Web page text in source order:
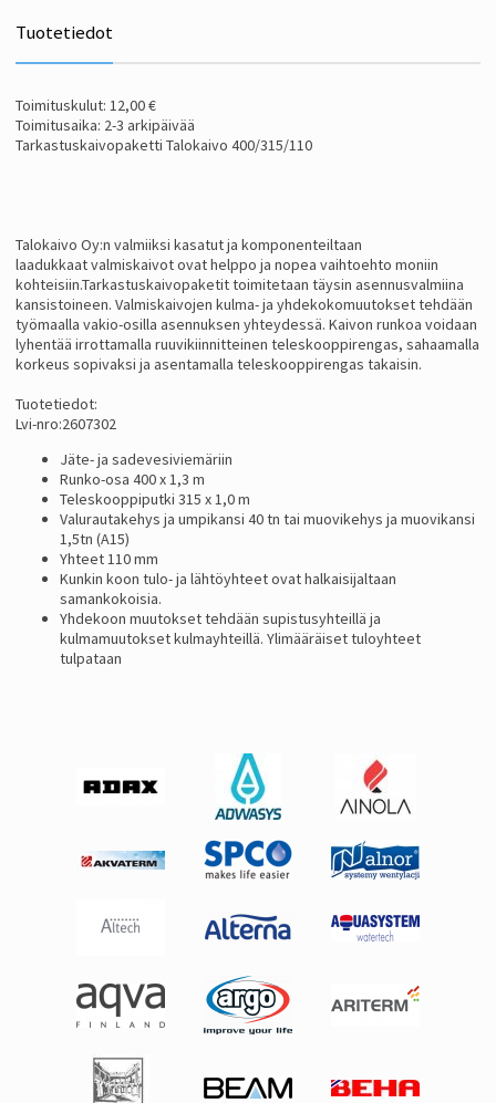
Tuotetiedot
Toimituskulut: 12,00 €
Toimitusaika: 2-3 arkipäivää
Tarkastuskaivopaketti Talokaivo 400/315/110
Talokaivo Oy:n valmiiksi kasatut ja komponenteiltaan
laadukkaat valmiskaivot ovat helppo ja nopea vaihtoehto moniin
kohteisiin.Tarkastuskaivopaketittoimitetaan täysin asennusvalmiina
kansistoineen. Valmiskaivojen kulma- ja yhdekokomuutokset tehdään
työmaalla vakio-osilla asennuksen yhteydessä. Kaivon runkoa voidaan
lyhentää irrottamalla ruuvikiinnitteinen teleskooppirengas, sahaamalla
korkeus sopivaksi ja asentamalla teleskooppirengas takaisin.
Tuotetiedot:
Lvi-nro:2607302
Jäte- ja sadevesiviemäriin
Runko-osa 400 x 1,3 m
Teleskooppiputki 315 x 1,0 m
Valurautakehys ja umpikansi 40 tn tai muovikehys ja muovikansi
1,5tn (A15)
Yhteet 110 mm
Kunkin koon tulo- ja lähtöyhteet ovat halkaisijaltaan
samankokoisia.
Yhdekoon muutokset tehdään supistusyhteillä ja
kulmamuutokset kulmayhteillä. Ylimääräiset tuloyhteet
tulpataan